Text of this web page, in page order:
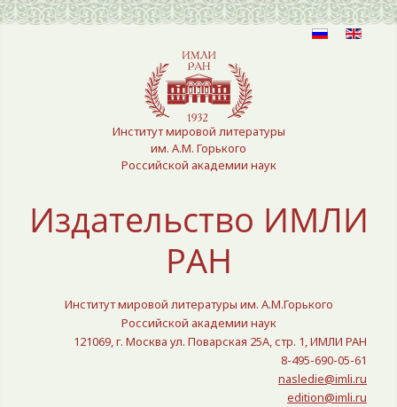
Выберите язык
Институт мировой литературы
им. А.М. Горького
Российской академии наук
Издательство ИМЛИ
РАН
Институт мировой литературы им. А.М.Горького
Российской академии наук
121069, г. Москва ул. Поварская 25A, стр. 1, ИМЛИ РАН
8-495-690-05-61
nasledie@imli.ru
edition@imli.ru